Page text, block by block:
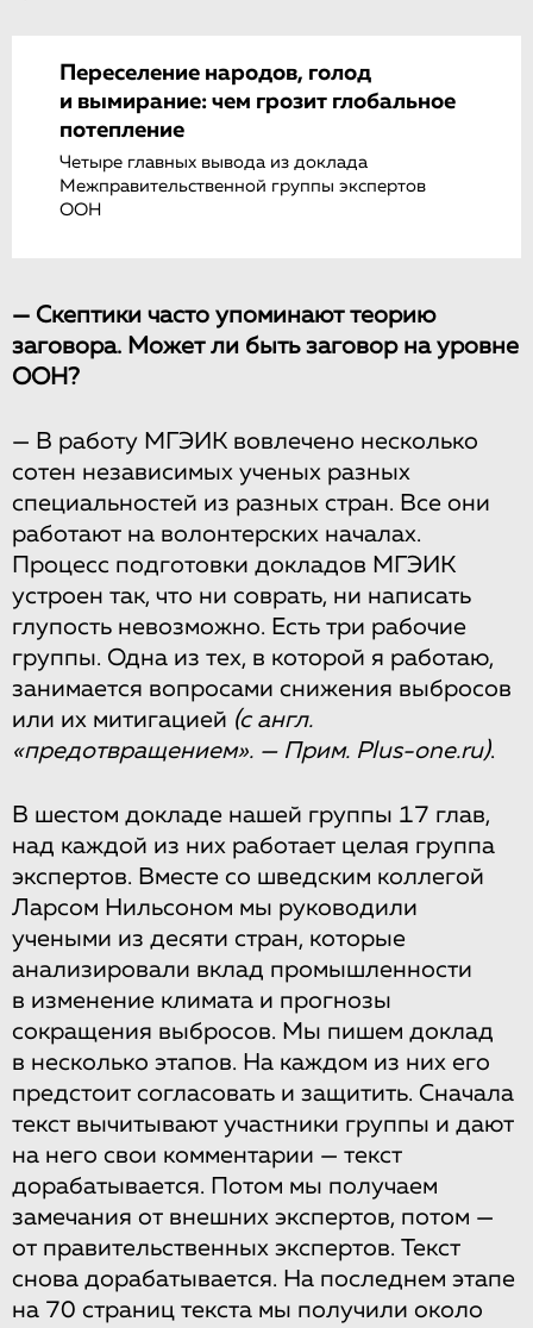
Переселение народов, голод
и вымирание: чем грозит глобальное
потепление
Четыре главных вывода из доклада
Межправительственной группы экспертов
ООН
— Скептики часто упоминают теорию
заговора. Может ли быть заговор на уровне
ООН?
— В работу МГЭИК вовлечено несколько
сотен независимых ученых разных
специальностей из разных стран. Все они
работают на волонтерских началах.
Процесс подготовки докладов МГЭИК
устроен так, что ни соврать, ни написать
глупость невозможно. Есть три рабочие
группы. Одна из тех, в которой я работаю,
занимается вопросами снижения выбросов
или их митигацией (с англ.
«предотвращением». — Прим. Plus-one.ru).
В шестом докладе нашей группы 17 глав,
над каждой из них работает целая группа
экспертов. Вместе со шведским коллегой
Ларсом Нильсоном мы руководили
учеными из десяти стран, которые
анализировали вклад промышленности
в изменение климата и прогнозы
сокращения выбросов. Мы пишем доклад
в несколько этапов. На каждом из них его
предстоит согласовать и защитить. Сначала
текст вычитывают участники группы и дают
на него свои комментарии — текст
дорабатывается. Потом мы получаем
замечания от внешних экспертов, потом —
от правительственных экспертов. Текст
снова дорабатывается. На последнем этапе
на 70 страниц текста мы получили около